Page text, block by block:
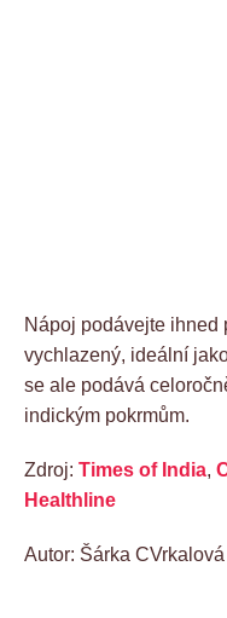
Nápoj podávejte ihned
vychlazený, ideální
se ale podává
indickým pokrmům.
Zdroj: Times of India,
Healthline
Autor: Šárka CVrkalová